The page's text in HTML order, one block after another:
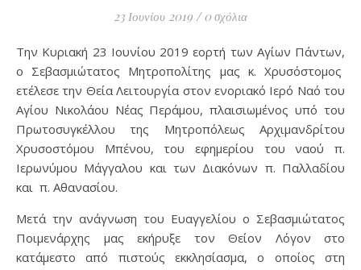
23 Ιουνίου 2019 / 0 σχόλια
Την Κυριακή 23 Ιουνίου 2019 εορτή των Αγίων Πάντων,
ο Σεβασμιώτατος Μητροπολίτης μας κ. Χρυσόστομος
ετέλεσε την Θεία Λειτουργία στον ενοριακό Ιερό Ναό του
Αγίου Νικολάου Νέας Περάμου, πλαισιωμένος υπό του
Πρωτοσυγκέλλου της Μητροπόλεως Αρχιμανδρίτου
Χρυσοστόμου Μπένου, του εφημερίου του ναού π.
Ιερωνύμου Μάγγαλου και των Διακόνων π. Παλλαδίου
και π. Αθανασίου.
Μετά την ανάγνωση του Ευαγγελίου ο Σεβασμιώτατος
Ποιμενάρχης μας εκήρυξε τον Θείον Λόγον στο
κατάμεστο από πιστούς εκκλησίασμα, ο οποίος στη